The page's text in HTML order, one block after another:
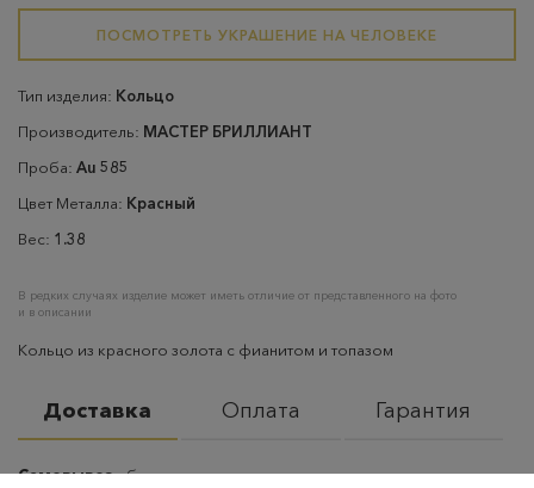
ПОСМОТРЕТЬ УКРАШЕНИЕ НА ЧЕЛОВЕКЕ
Тип изделия: Кольцо
Производитель: МАСТЕР БРИЛЛИАНТ
Проба: Au 585
Цвет Металла: Красный
Вес: 1.38
В редких случаях изделие может иметь отличие от представленного на фото
и в описании
Кольцо из красного золота с фианитом и топазом
Доставка Оплата Гарантия
Самовывоз– бесплатно